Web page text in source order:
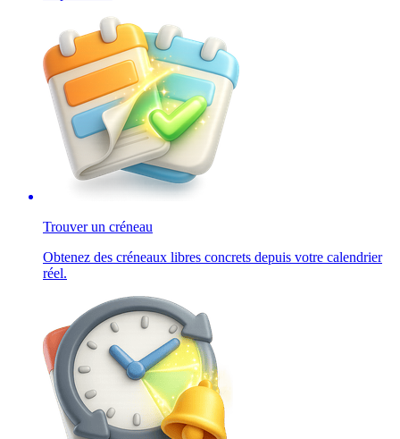
Trouver un créneau
Obtenez des créneaux libres concrets depuis votre calendrier
réel.